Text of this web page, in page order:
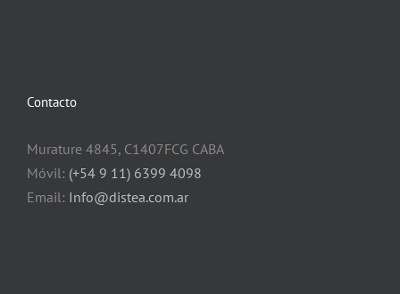
Contacto
Murature 4845, C1407FCG CABA
Móvil: (+54 9 11) 6399 4098
Email: Info@distea.com.ar